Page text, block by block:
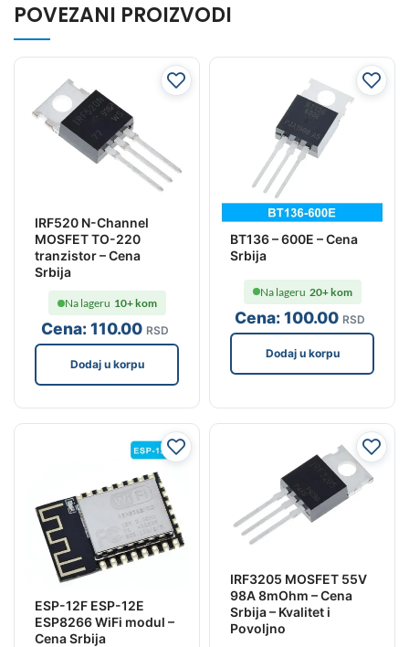
POVEZANI PROIZVODI
IRF520 N-Channel
MOSFET TO-220
tranzistor – Cena
Srbija
Cena:110.00 RSD
Na lageru 10+ kom
Dodaj u korpu
BT136 – 600E – Cena
Srbija
Cena:100.00 RSD
Na lageru 20+ kom
Dodaj u korpu
ESP-12F ESP-12E
ESP8266 WiFi modul –
Cena Srbija
IRF3205 MOSFET 55V
98A 8mOhm – Cena
Srbija – Kvalitet i
Povoljno